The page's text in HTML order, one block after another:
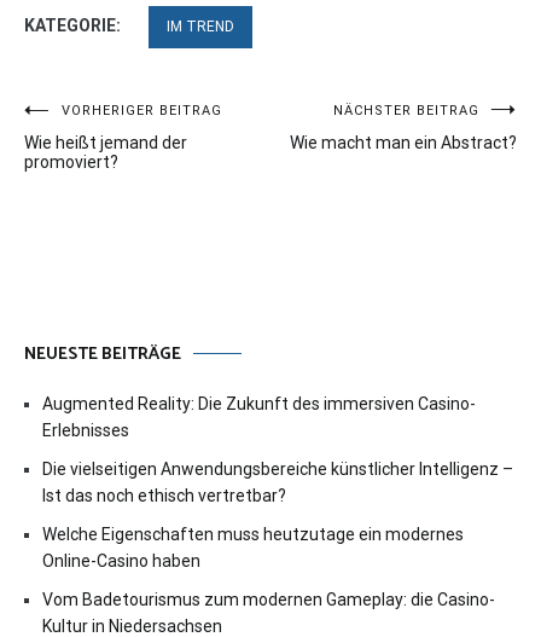
KATEGORIE: IM TREND
Beitragsnavigation
VORHERIGER BEITRAG
Wie heißt jemand der
promoviert?
NÄCHSTER BEITRAG
Wie macht man ein Abstract?
NEUESTE BEITRÄGE
Augmented Reality: Die Zukunft des immersiven Casino-
Erlebnisses
Die vielseitigen Anwendungsbereiche künstlicher Intelligenz –
Ist das noch ethisch vertretbar?
Welche Eigenschaften muss heutzutage ein modernes
Online-Casino haben
Vom Badetourismus zum modernen Gameplay: die Casino-
Kultur in Niedersachsen